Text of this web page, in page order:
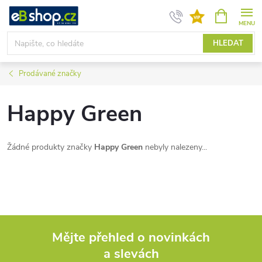
Přejít
obsah
HLEDAT
NÁKUPNÍ
KOŠÍK
Prodávané značky
Happy Green
Žádné produkty značky Happy Green nebyly nalezeny...
Mějte přehled o novinkách
a slevách